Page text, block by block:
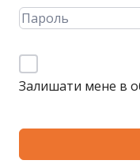
Залишати мене в